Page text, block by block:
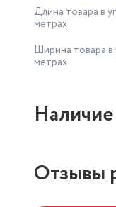
Длина товара в
метрах
Ширина товара в
метрах
Наличие
Отзывы